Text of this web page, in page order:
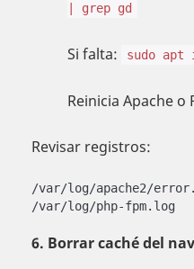
| grep gd
Si falta: sudo apt
Reinicia Apache o
Revisar registros:
/var/log/apache2/
/var/log/php-fpm.log
6. Borrar caché del